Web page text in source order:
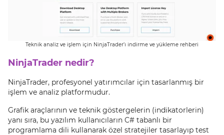
Teknik analiz ve işlem için NinjaTrader’ı indirme ve yükleme rehberi
NinjaTrader nedir?
NinjaTrader, profesyonel yatırımcılar için tasarlanmış bir
işlem ve analiz platformudur.
Grafik araçlarının ve teknik göstergelerin (indikatorlerin)
yanı sıra, bu yazılım kullanıcıların C# tabanlı bir
programlama dili kullanarak özel stratejiler tasarlayıp test